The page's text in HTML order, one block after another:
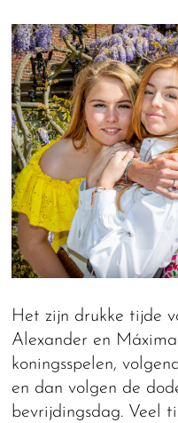
Het zijn drukke tijde
Alexander en
koningsspelen,
en dan volgen de
bevrijdingsdag. Veel